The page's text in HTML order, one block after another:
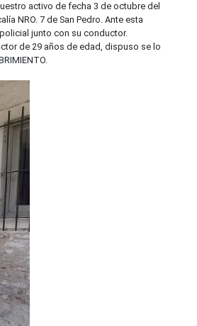
activo de fecha 3 de octubre del
NRO. 7 de San Pedro. Ante esta
junto con su conductor.
de 29 años de edad, dispuso se lo